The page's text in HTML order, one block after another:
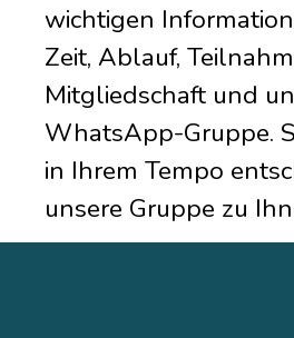
wichtigen
Zeit, Ablauf,
Mitgliedschaft und
WhatsApp-Gruppe.
in Ihrem Tempo
unsere Gruppe zu